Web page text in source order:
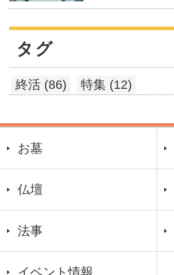
タグ
終活 (86) 特集 (12)
お墓
仏壇
法事